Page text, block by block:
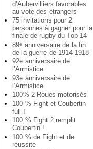
d’Aubervilliers favorables
au vote des étrangers
75 invitations pour 2
personnes à gagner pour la
finale de rugby du Top 14
89e anniversaire de la fin
de la guerre de 1914-1918
92e anniversaire de
l’Armistice
93e anniversaire de
l’Armistice
100% 2 Roues motorisés
100 % Fight et Coubertin
full !
100 % Fight 2 remplit
Coubertin !
100 % de Fight et de
réussite